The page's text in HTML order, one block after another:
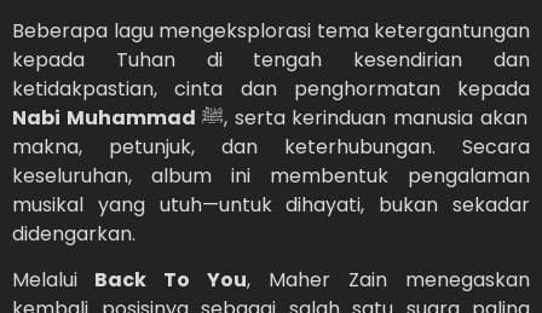
Beberapa lagu mengeksplorasi tema ketergantungan
kepada Tuhan di tengah kesendirian dan
ketidakpastian, cinta dan penghormatan kepada
Nabi Muhammad ﷺ, serta kerinduan manusia akan
makna, petunjuk, dan keterhubungan. Secara
keseluruhan, album ini membentuk pengalaman
musikal yang utuh—untuk dihayati, bukan sekadar
didengarkan.
Melalui Back To You, Maher Zain menegaskan